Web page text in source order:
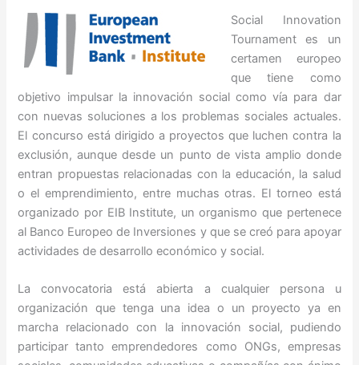
Social Innovation
Tournament es un
certamen europeo
que tiene como
objetivo impulsar la innovación social como vía para dar
con nuevas soluciones a los problemas sociales actuales.
El concurso está dirigido a proyectos que luchen contra la
exclusión, aunque desde un punto de vista amplio donde
entran propuestas relacionadas con la educación, la salud
o el emprendimiento, entre muchas otras. El torneo está
organizado por EIB Institute, un organismo que pertenece
al Banco Europeo de Inversiones y que se creó para apoyar
actividades de desarrollo económico y social.
La convocatoria está abierta a cualquier persona u
organización que tenga una idea o un proyecto ya en
marcha relacionado con la innovación social, pudiendo
participar tanto emprendedores como ONGs, empresas